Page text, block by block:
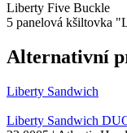
Liberty Five Buckle
5 panelová kšiltovka
Alternativní
Liberty Sandwich
Liberty Sandwich